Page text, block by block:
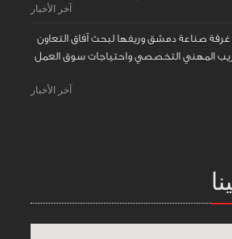
آخر الأخبار
صناعة دمشق وريفها لبحث آفاق التعاون
المهني التخصصي واحتياجات سوق العمل
آخر الأخبار